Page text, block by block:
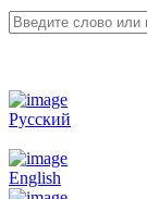
Русский
English